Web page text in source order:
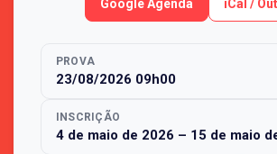
Google Agenda iCal /
PROVA
23/08/2026 09h00
INSCRIÇÃO
4 de maio de 2026 – 15 de maio